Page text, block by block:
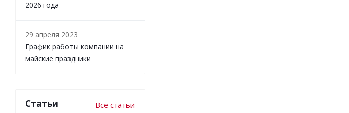
2026 года
29 апреля 2023
График работы компании на
майские праздники
Статьи Все статьи